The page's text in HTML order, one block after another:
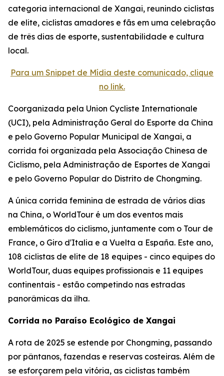
categoria internacional de Xangai, reunindo ciclistas
de elite, ciclistas amadores e fãs em uma celebração
de três dias de esporte, sustentabilidade e cultura
local.
Para um Snippet de Mídia deste comunicado, clique
no link.
Coorganizada pela Union Cycliste Internationale
(UCI), pela Administração Geral do Esporte da China
e pelo Governo Popular Municipal de Xangai, a
corrida foi organizada pela Associação Chinesa de
Ciclismo, pela Administração de Esportes de Xangai
e pelo Governo Popular do Distrito de Chongming.
A única corrida feminina de estrada de vários dias
na China, o WorldTour é um dos eventos mais
emblemáticos do ciclismo, juntamente com o Tour de
France, o Giro d'Italia e a Vuelta a España. Este ano,
108 ciclistas de elite de 18 equipes - cinco equipes do
WorldTour, duas equipes profissionais e 11 equipes
continentais - estão competindo nas estradas
panorâmicas da ilha.
Corrida no Paraíso Ecológico de Xangai
A rota de 2025 se estende por Chongming, passando
por pântanos, fazendas e reservas costeiras. Além de
se esforçarem pela vitória, as ciclistas também